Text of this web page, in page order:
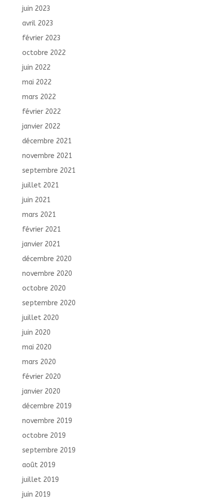
juin 2023
avril 2023
février 2023
octobre 2022
juin 2022
mai 2022
mars 2022
février 2022
janvier 2022
décembre 2021
novembre 2021
septembre 2021
juillet 2021
juin 2021
mars 2021
février 2021
janvier 2021
décembre 2020
novembre 2020
octobre 2020
septembre 2020
juillet 2020
juin 2020
mai 2020
mars 2020
février 2020
janvier 2020
décembre 2019
novembre 2019
octobre 2019
septembre 2019
août 2019
juillet 2019
juin 2019